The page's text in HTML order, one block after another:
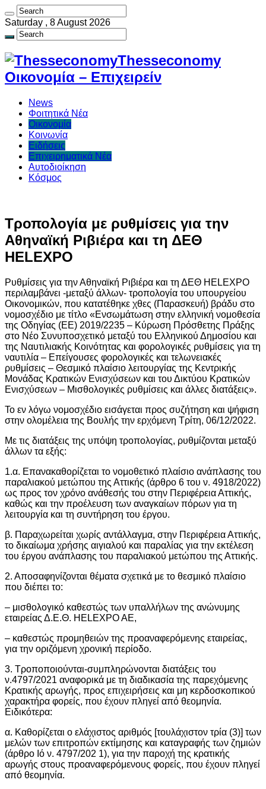
Saturday , 8 August 2026
Thesseconomy
Οικονομία – Επιχειρείν
News
Φοιτητικά Νέα
Οικονομία
Κοινωνία
Ειδήσεις
Επιχειρηματικά Νέα
Αυτοδιοίκηση
Κόσμος
Τροπολογία με ρυθμίσεις για την
Αθηναϊκή Ριβιέρα και τη ΔΕΘ
HELEXPO
Ρυθμίσεις για την Αθηναϊκή Ριβιέρα και τη ΔΕΘ HELEXPO
περιλαμβάνει -μεταξύ άλλων- τροπολογία του υπουργείου
Οικονομικών, που κατατέθηκε χθες (Παρασκευή) βράδυ στο
νομοσχέδιο με τίτλο «Ενσωμάτωση στην ελληνική νομοθεσία
της Οδηγίας (ΕΕ) 2019/2235 – Κύρωση Πρόσθετης Πράξης
στο Νέο Συνυποσχετικό μεταξύ του Ελληνικού Δημοσίου και
της Ναυτιλιακής Κοινότητας και φορολογικές ρυθμίσεις για τη
ναυτιλία – Επείγουσες φορολογικές και τελωνειακές
ρυθμίσεις – Θεσμικό πλαίσιο λειτουργίας της Κεντρικής
Μονάδας Κρατικών Ενισχύσεων και του Δικτύου Κρατικών
Ενισχύσεων – Μισθολογικές ρυθμίσεις και άλλες διατάξεις».
Το εν λόγω νομοσχέδιο εισάγεται προς συζήτηση και ψήφιση
στην ολομέλεια της Βουλής την ερχόμενη Τρίτη, 06/12/2022.
Με τις διατάξεις της υπόψη τροπολογίας, ρυθμίζονται μεταξύ
άλλων τα εξής:
1.α. Επανακαθορίζεται το νομοθετικό πλαίσιο ανάπλασης του
παραλιακού μετώπου της Αττικής (άρθρο 6 του ν. 4918/2022)
ως προς τον χρόνο ανάθεσής του στην Περιφέρεια Αττικής,
καθώς και την προέλευση των αναγκαίων πόρων για τη
λειτουργία και τη συντήρηση του έργου.
β. Παραχωρείται χωρίς αντάλλαγμα, στην Περιφέρεια Αττικής,
το δικαίωμα χρήσης αιγιαλού και παραλίας για την εκτέλεση
του έργου ανάπλασης του παραλιακού μετώπου της Αττικής.
2. Αποσαφηνίζονται θέματα σχετικά με το θεσμικό πλαίσιο
που διέπει το:
– μισθολογικό καθεστώς των υπαλλήλων της ανώνυμης
εταιρείας Δ.Ε.Θ. ΗΕLΕΧΡΟ ΑΕ,
– καθεστώς προμηθειών της προαναφερόμενης εταιρείας,
για την οριζόμενη χρονική περίοδο.
3. Τροποποιούνται-συμπληρώνονται διατάξεις του
ν.4797/2021 αναφορικά με τη διαδικασία της παρεχόμενης
Κρατικής αρωγής, προς επιχειρήσεις και μη κερδοσκοπικού
χαρακτήρα φορείς, που έχουν πληγεί από θεομηνία.
Ειδικότερα:
α. Καθορίζεται ο ελάχιστος αριθμός [τουλάχιστον τρία (3)] των
μελών των επιτροπών εκτίμησης και καταγραφής των ζημιών
(άρθρο Ιό ν. 4797/202 1), για την παροχή της κρατικής
αρωγής στους προαναφερόμενους φορείς, που έχουν πληγεί
από θεομηνία.